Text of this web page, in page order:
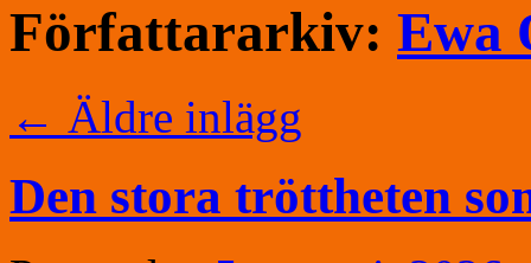
Författararkiv: Ewa
← Äldre inlägg
Den stora tröttheten